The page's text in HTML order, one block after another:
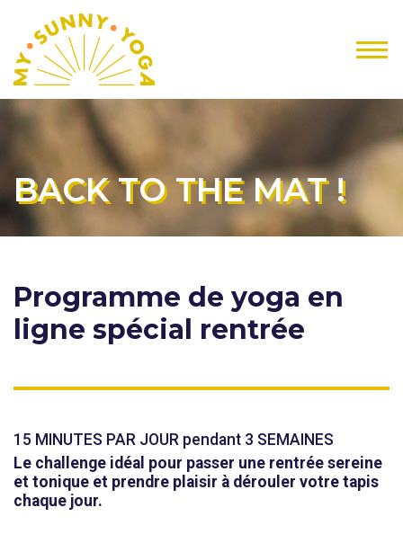
BACK TO THE MAT !
Programme de yoga en
ligne spécial rentrée
15 MINUTES PAR JOUR pendant 3 SEMAINES
Le challenge idéal pour passer une rentrée sereine
et tonique et prendre plaisir à dérouler votre tapis
chaque jour.